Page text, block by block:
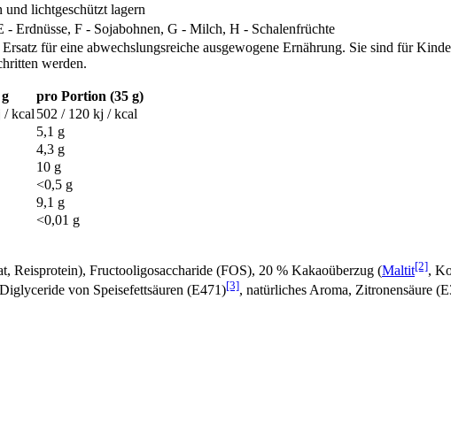
und lichtgeschützt lagern
- Erdnüsse, F - Sojabohnen, G - Milch, H - Schalenfrüchte
für eine abwechslungsreiche ausgewogene Ernährung. Sie sind für
werden.
pro Portion (35 g)
/ kcal 502 / 120 kj / kcal
5,1 g
4,3 g
10 g
<0,5 g
9,1 g
<0,01 g
Reisprotein), Fructooligosaccharide (FOS), 20 % Kakaoüberzug (Maltit[2],
von Speisefettsäuren (E471)[3], natürliches Aroma, Zitronensäure